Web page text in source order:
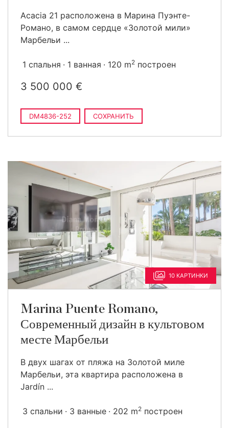
Acacia 21 расположена в Марина Пуэнте-
Романо, в самом сердце «Золотой мили»
Марбельи ...
1 спальня 1 ванная 120 m2 построен
3 500 000 €
DM4836-252 СОХРАНИТЬ
10 КАРТИНКИ
Marina Puente Romano,
Современный дизайн в культовом
месте Марбельи
В двух шагах от пляжа на Золотой миле
Марбельи, эта квартира расположена в
Jardín ...
3 спальни 3 ванные 202 m2 построен